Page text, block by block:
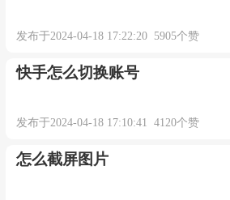
发布于2024-04-18 17:22:20 5905个赞
快手怎么切换账号
发布于2024-04-18 17:10:41 4120个赞
怎么截屏图片